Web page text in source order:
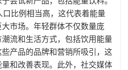
比例相当高，这代表着能量
市场。年轻群体不仅数量庞
流和生活方式，包括饮用能量
产品的品牌和营销所吸引，这
和改善表现。此外，社交媒体